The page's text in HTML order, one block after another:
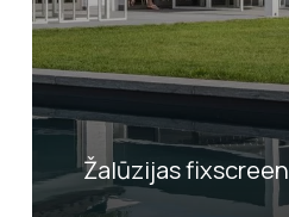
Žalūzijas fixscreen